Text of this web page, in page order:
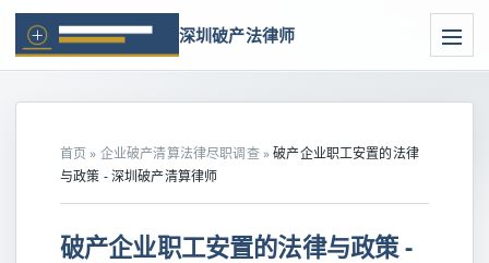
深圳破产法律师
首页 » 企业破产清算法律尽职调查»破产企业职工安置的法律
与政策 - 深圳破产清算律师
破产企业职工安置的法律与政策 -